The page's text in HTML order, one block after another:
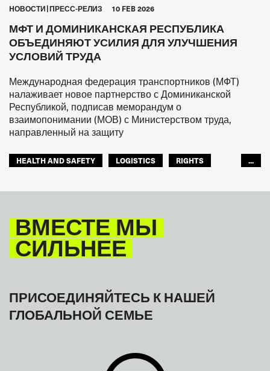
HОВОСТИ ПРЕСС-РЕЛИЗ 10 FEB 2026
МФТ И ДОМИНИКАНСКАЯ РЕСПУБЛИКА
ОБЪЕДИНЯЮТ УСИЛИЯ ДЛЯ УЛУЧШЕНИЯ
УСЛОВИЙ ТРУДА
Международная федерация транспортников (МФТ)
налаживает новое партнерство с Доминиканской
Республикой, подписав меморандум о
взаимопонимании (МОВ) с Министерством труда,
направленный на защиту
HEALTH AND SAFETY LOGISTICS
RIGHTS
...
ВМЕСТЕ МЫ
СИЛЬНЕЕ
ПРИСОЕДИНЯЙТЕСЬ К НАШЕЙ
ГЛОБАЛЬНОЙ СЕМЬЕ